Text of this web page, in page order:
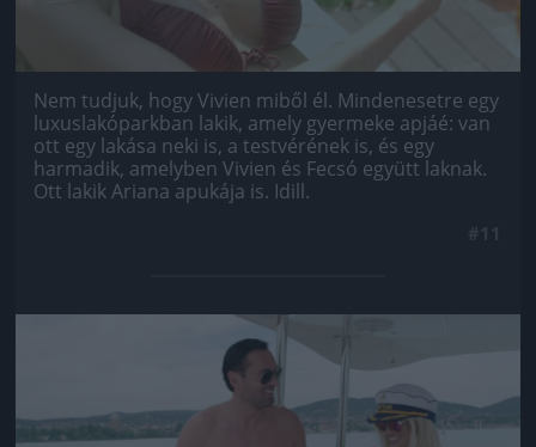
Nem tudjuk, hogy Vivien miből él. Mindenesetre egy
luxuslakóparkban lakik, amely gyermeke apjáé: van
ott egy lakása neki is, a testvérének is, és egy
harmadik, amelyben Vivien és Fecsó együtt laknak.
Ott lakik Ariana apukája is. Idill.
Jön még kép!